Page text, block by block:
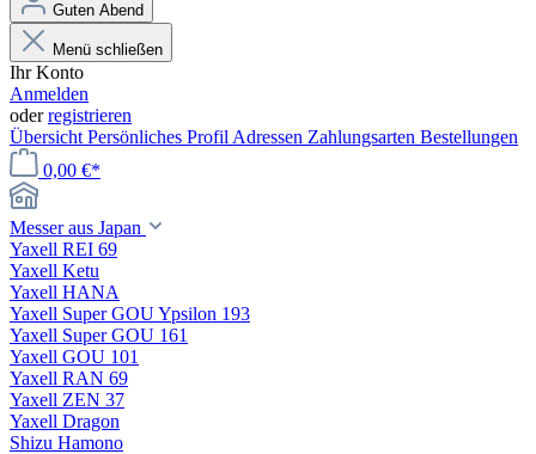
Guten Abend
Menü schließen
Ihr Konto
Anmelden
oderregistrieren
Übersicht Persönliches Profil Adressen Zahlungsarten Bestellungen
0,00 €*
Messer aus Japan
Yaxell REI 69
Yaxell Ketu
Yaxell HANA
Yaxell Super GOU Ypsilon 193
Yaxell Super GOU 161
Yaxell GOU 101
Yaxell RAN 69
Yaxell ZEN 37
Yaxell Dragon
Shizu Hamono